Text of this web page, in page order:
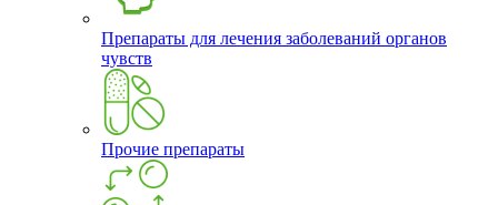
Препараты для лечения заболеваний органов
чувств
Прочие препараты